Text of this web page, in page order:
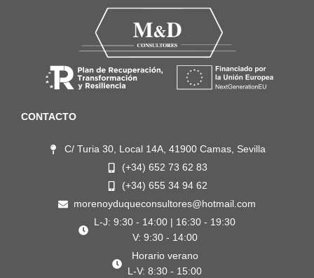
CONTACTO
C/ Turia 30, Local 14A, 41900 Camas, Sevilla
(+34) 652 73 62 83
(+34) 655 34 94 62
morenoyduqueconsultores@hotmail.com
L-J: 9:30 - 14:00 | 16:30 - 19:30
V: 9:30 - 14:00
Horario verano
L-V: 8:30 - 15:00